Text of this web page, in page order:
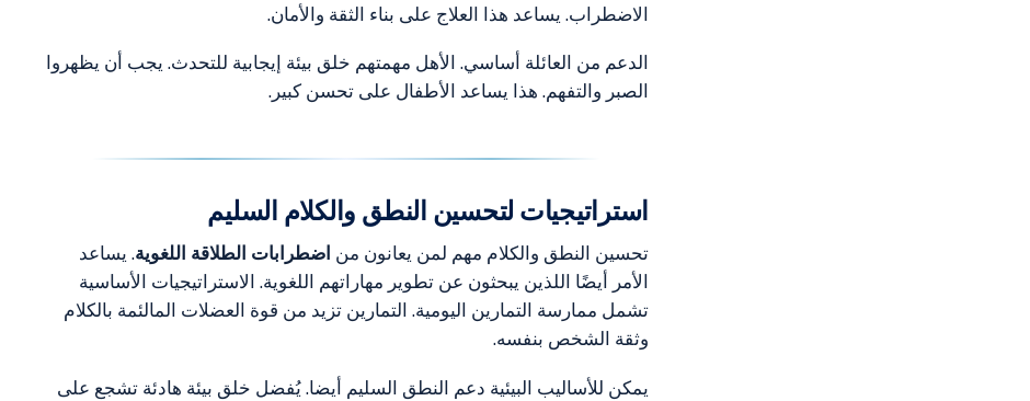
الاضطراب. يساعد هذا العلاج على بناء الثقة والأمان.
الدعم من العائلة أساسي. الأهل مهمتهم خلق بيئة إيجابية للتحدث. يجب أن يظهروا
الصبر والتفهم. هذا يساعد الأطفال على تحسن كبير.
استراتيجيات لتحسين النطق والكلام السليم
تحسين النطق والكلام مهم لمن يعانون من اضطرابات الطلاقة اللغوية. يساعد
الأمر أيضًا اللذين يبحثون عن تطوير مهاراتهم اللغوية. الاستراتيجيات الأساسية
تشمل ممارسة التمارين اليومية. التمارين تزيد من قوة العضلات المالئمة بالكلام
وثقة الشخص بنفسه.
يمكن للأساليب البيئية دعم النطق السليم أيضا. يُفضل خلق بيئة هادئة تشجع على